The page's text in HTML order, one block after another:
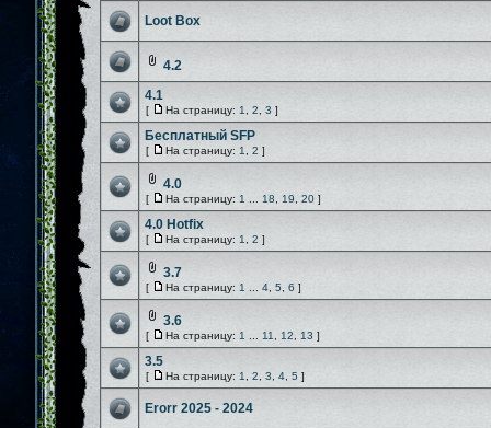
Loot Box
4.2
4.1
[ На страницу: 1 2 3 ]
Бесплатный SFP
[ На страницу: 1 2 ]
4.0
[ На страницу: 1 18 19 20 ]
4.0 Hotfix
[ На страницу: 1 2 ]
3.7
[ На страницу: 1 4 5 6 ]
3.6
[ На страницу: 1 11 12 13 ]
3.5
[ На страницу: 1 2 3 4 5 ]
Erorr 2025 - 2024